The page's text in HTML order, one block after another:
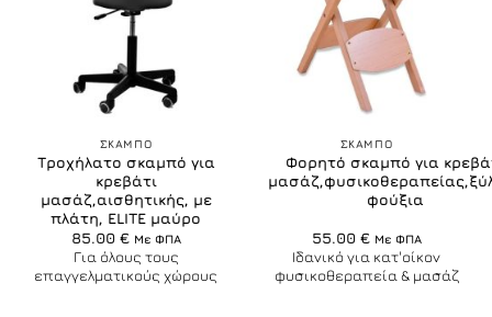
ΣΚΑΜΠO
Τροχήλατο σκαμπό για
κρεβάτι
μασάζ,αισθητικής, με
πλάτη, ELITE μαύρο
85.00 € Με ΦΠΑ
Για όλους τους
επαγγελματικούς χώρους
ΣΚΑΜΠO
Φορητό σκαμπό για
φούξια
55.00 € Με ΦΠΑ
Ιδανικό για κατ'οίκον
φυσικοθεραπεία & μασάζ